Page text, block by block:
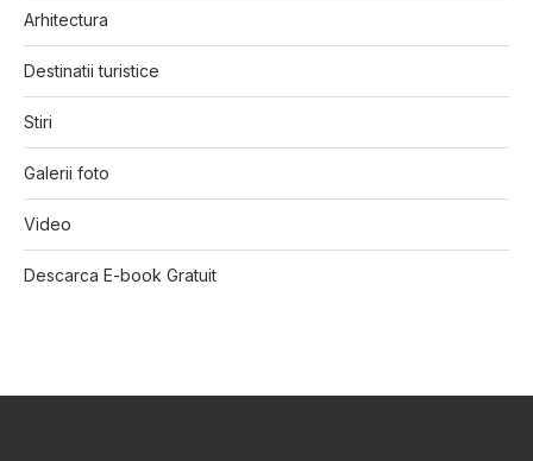
Arhitectura
Destinatii turistice
Stiri
Galerii foto
Video
Descarca E-book Gratuit